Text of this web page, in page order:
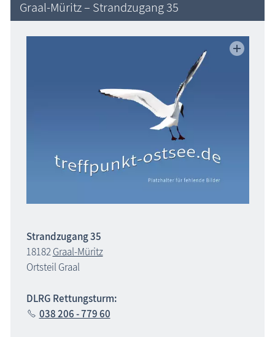
Wissenswertes
Graal-Müritz – Strandzugang 35
Strandzugang 35
18182Graal-Müritz
Ortsteil Graal
DLRG Rettungsturm:
038 206 - 779 60